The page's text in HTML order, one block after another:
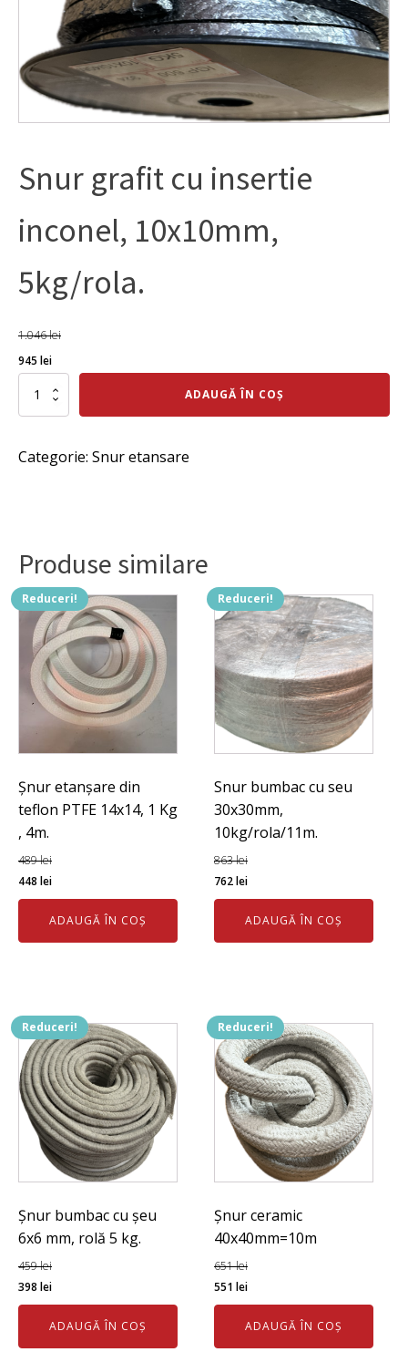
Snur grafit cu insertie
inconel, 10x10mm,
5kg/rola.
1.046lei
Prețul
inițial
a
1.046 lei.
945 leiPrețul
curent
este:
Cantitate
insertie
ADAUGĂ ÎN COȘ
Categorie: Snur etansare
Produse similare
Reduceri!
Șnur etanșare din
teflon PTFE 14x14, 1 Kg
, 4m.
489lei
Prețul
inițial
fost:
448 leiPrețul
curent
este:
448 lei.
ADAUGĂ ÎN COȘ
Reduceri!
Snur bumbac cu seu
30x30mm,
10kg/rola/11m.
863lei
Prețul
inițial
fost:
762leiPrețul
curent
este:
762 lei.
ADAUGĂ ÎN COȘ
Reduceri!
Șnur bumbac cu șeu
6x6 mm, rolă 5 kg.
459lei
Prețul
inițial
398 leiPrețul
curent
este:
ADAUGĂ ÎN COȘ
Reduceri!
Șnur ceramic
40x40mm=10m
651lei
Prețul
inițial
551leiPrețul
curent
este:
ADAUGĂ ÎN COȘ